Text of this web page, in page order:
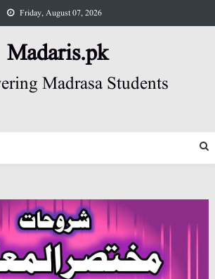
Friday, August 07, 2026
Madaris.pk
Madrasa Students